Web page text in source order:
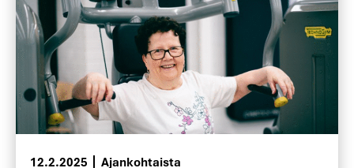
12.2.2025 Ajankohtaista